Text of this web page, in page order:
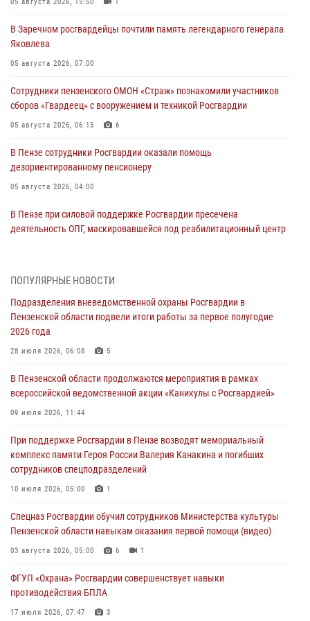
В Заречном росгвардейцы почтили память легендарного генерала
Яковлева
05 августа 2026, 07:00
Сотрудники пензенского ОМОН «Страж» познакомили участников
сборов «Гвардеец» с вооружением и техникой Росгвардии
05 августа 2026, 06:15 6
В Пензе сотрудники Росгвардии оказали помощь
дезориентированному пенсионеру
05 августа 2026, 04:00
В Пензе при силовой поддержке Росгвардии пресечена
деятельность ОПГ, маскировавшейся под реабилитационный центр
работы за первое полугодие 2026 года
Росгвардия обеспечила безопасность праздничных мероприятий в
1
В Пензе сотрудники Росгвардии задержали мужчину, который
дома
03 августа 2026, 05:59
Росгвардейцы Пензенской области отмечают 35-летие дежурной
03 августа 2026, 05:15
ПОПУЛЯРНЫЕ НОВОСТИ
Подразделения вневедомственной охраны Росгвардии в
Пензенской области подвели итоги работы за первое полугодие
2026 года
28 июля 2026, 06:08 5
В Пензенской области продолжаются мероприятия в рамках
всероссийской ведомственной акции «Каникулы с Росгвардией»
09 июля 2026, 11:44
При поддержке Росгвардии в Пензе возводят мемориальный
комплекс памяти Героя России Валерия Канакина и погибших
сотрудников спецподразделений
10 июля 2026, 05:00 1
Спецназ Росгвардии обучил сотрудников Министерства культуры
Пензенской области навыкам оказания первой помощи (видео)
03 августа 2026, 05:00 6 1
ФГУП «Охрана» Росгвардии совершенствует навыки
противодействия БПЛА
17 июля 2026, 07:47 3